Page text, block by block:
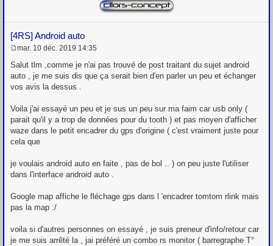
[4RS] Android auto
e
s
s
a
e
mar. 10 déc. 2019 14:35
Salut tlm ,comme je n'ai pas trouvé de post traitant du sujet android
auto , je me suis dis que ça serait bien d'en parler un peu et échanger
vos avis la dessus .
Voila j'ai essayé un peu et je sus un peu sur ma faim car usb only (
parait qu'il y a trop de données pour du tooth ) et pas moyen d'afficher
waze dans le petit encadrer du gps d'origine ( c'est vraiment juste pour
cela que
je voulais android auto en faite , pas de bol .. ) on peu juste l'utiliser
dans l'interface android auto .
Google map affiche le fléchage gps dans l 'encadrer tomtom rlink mais
pas la map :/
voila si d'autres personnes on essayé , je suis preneur d'info/retour car
je me suis arrêté la , jai préféré un combo rs monitor ( barregraphe T°